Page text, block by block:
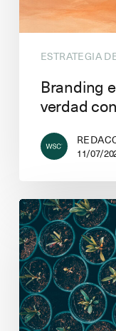
ESTRATEGIA
Branding
verdad
11/07/